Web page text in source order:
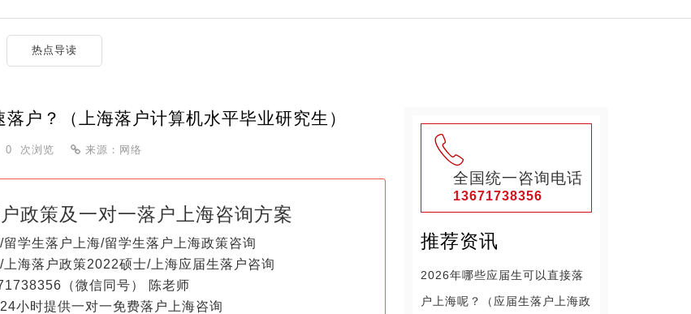
热点导读
户？（上海落户计算机水平毕业研究生）
0 次浏览 来源：网络
政策及一对一落户上海咨询方案
/留学生落户上海/留学生落户上海政策咨询
海落户政策2022硕士/上海应届生落户咨询
（微信同号） 陈老师
小时提供一对一免费落户上海咨询
全国统一咨询电话
13671738356
推荐资讯
2026年哪些应届生可以直接落
户上海呢？（应届生落户上海政